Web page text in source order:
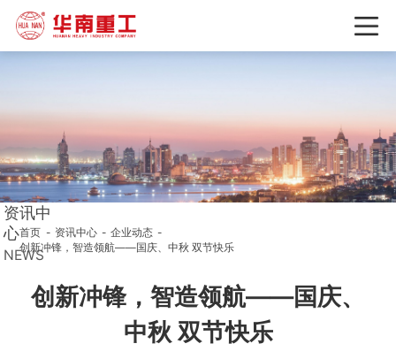
资讯中
心
NEWS
首页 资讯中心
企业动态
创新冲锋，智造领航——国庆、中秋 双节快乐
创新冲锋，智造领航——国庆、
中秋 双节快乐